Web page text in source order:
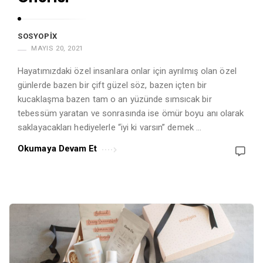
SOSYOPIX
MAYIS 20, 2021
Hayatımızdaki özel insanlara onlar için ayrılmış olan özel
günlerde bazen bir çift güzel söz, bazen içten bir
kucaklaşma bazen tam o an yüzünde sımsıcak bir
tebessüm yaratan ve sonrasında ise ömür boyu anı olarak
saklayacakları hediyelerle “iyi ki varsın” demek …
Okumaya Devam Et